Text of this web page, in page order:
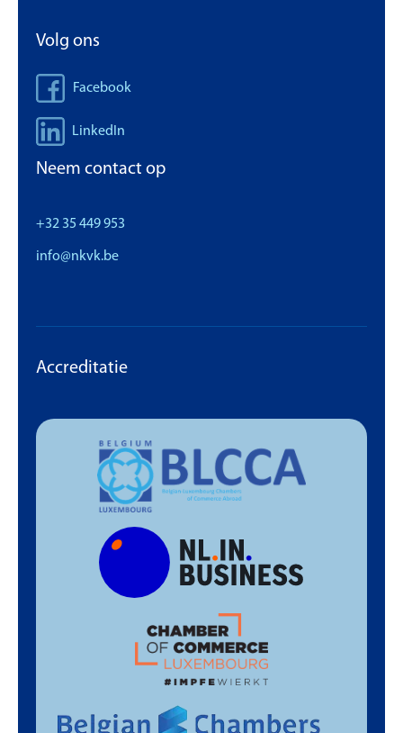
Volg ons
Facebook
LinkedIn
Neem contact op
+32 35 449 953
info@nkvk.be
Accreditatie